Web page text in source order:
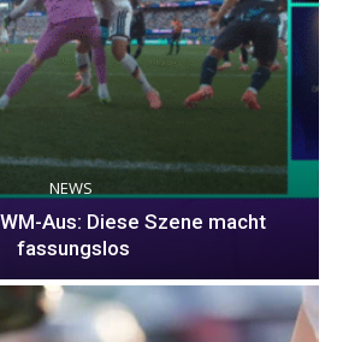
NEWS
Aus: Diese Szene macht
fassungslos